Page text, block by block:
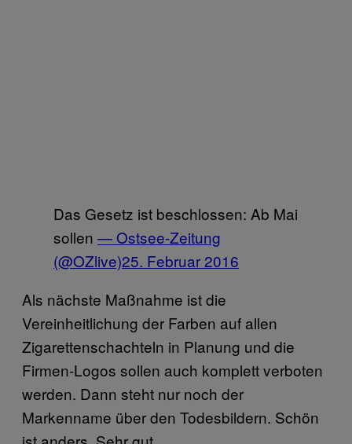
Das Gesetz ist beschlossen: Ab Mai
sollen — Ostsee-Zeitung
(@OZlive)25. Februar 2016
Als nächste Maßnahme ist die
Vereinheitlichung der Farben auf allen
Zigarettenschachteln in Planung und die
Firmen-Logos sollen auch komplett verboten
werden. Dann steht nur noch der
Markenname über den Todesbildern. Schön